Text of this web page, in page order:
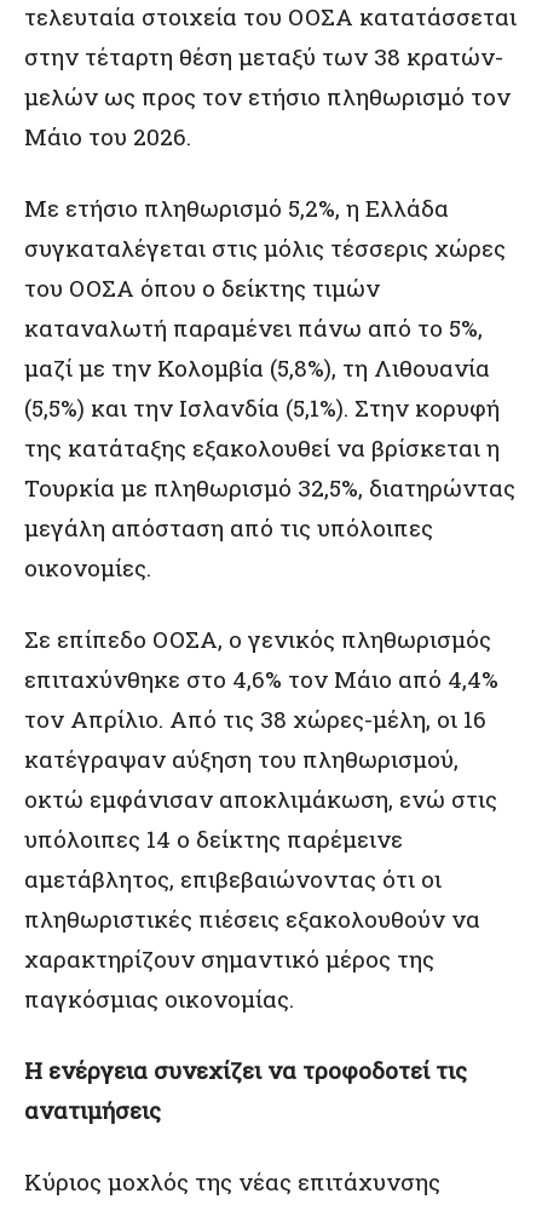
τελευταία στοιχεία του ΟΟΣΑ κατατάσσεται
στην τέταρτη θέση μεταξύ των 38 κρατών-
μελών ως προς τον ετήσιο πληθωρισμό τον
Μάιο του 2026.
Με ετήσιο πληθωρισμό 5,2%, η Ελλάδα
συγκαταλέγεται στις μόλις τέσσερις χώρες
του ΟΟΣΑ όπου ο δείκτης τιμών
καταναλωτή παραμένει πάνω από το 5%,
μαζί με την Κολομβία (5,8%), τη Λιθουανία
(5,5%) και την Ισλανδία (5,1%). Στην κορυφή
της κατάταξης εξακολουθεί να βρίσκεται η
Τουρκία με πληθωρισμό 32,5%, διατηρώντας
μεγάλη απόσταση από τις υπόλοιπες
οικονομίες.
Σε επίπεδο ΟΟΣΑ, ο γενικός πληθωρισμός
επιταχύνθηκε στο 4,6% τον Μάιο από 4,4%
τον Απρίλιο. Από τις 38 χώρες-μέλη, οι 16
κατέγραψαν αύξηση του πληθωρισμού,
οκτώ εμφάνισαν αποκλιμάκωση, ενώ στις
υπόλοιπες 14 ο δείκτης παρέμεινε
αμετάβλητος, επιβεβαιώνοντας ότι οι
πληθωριστικές πιέσεις εξακολουθούν να
χαρακτηρίζουν σημαντικό μέρος της
παγκόσμιας οικονομίας.
Η ενέργεια συνεχίζει να τροφοδοτεί τις
ανατιμήσεις
Κύριος μοχλός της νέας επιτάχυνσης